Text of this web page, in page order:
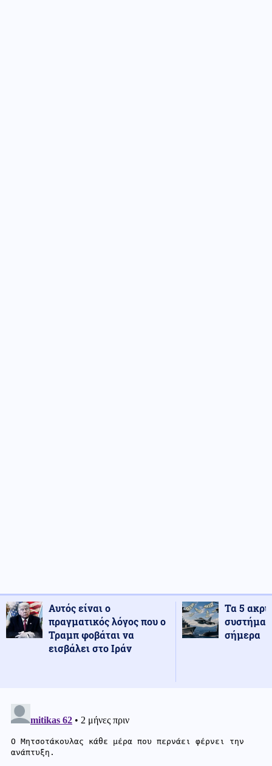
Αυτός είναι ο
πραγματικός λόγος που ο
Τραμπ φοβάται να
εισβάλει στο Ιράν
Τα 5
σήμερα